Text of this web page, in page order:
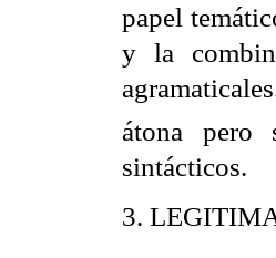
papel
y la
átona pero
sintácticos.
3.